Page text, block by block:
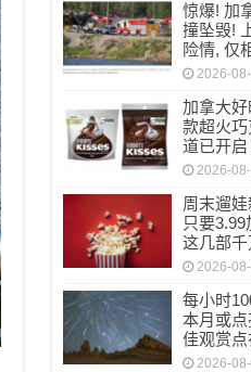
惊爆! 加
撞坠毁!
险情, 仅
2026-
加拿大
款超火
道已开启
2026-
周末遛
只要3.99
这几部
2026-
每小时
本月或
佳观赏点
2026-